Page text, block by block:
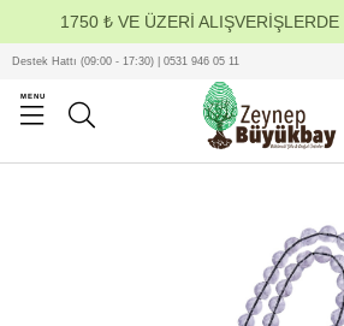
1750 ₺ VE ÜZERİ ALIŞVERİŞLERDE
MENU
Destek Hattı (09:00 - 17:30) | 0531 946 05 11